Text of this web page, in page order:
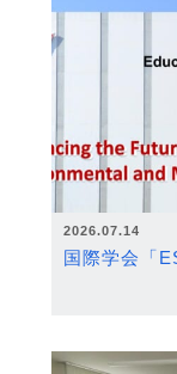
2026.07.14
国際学会「